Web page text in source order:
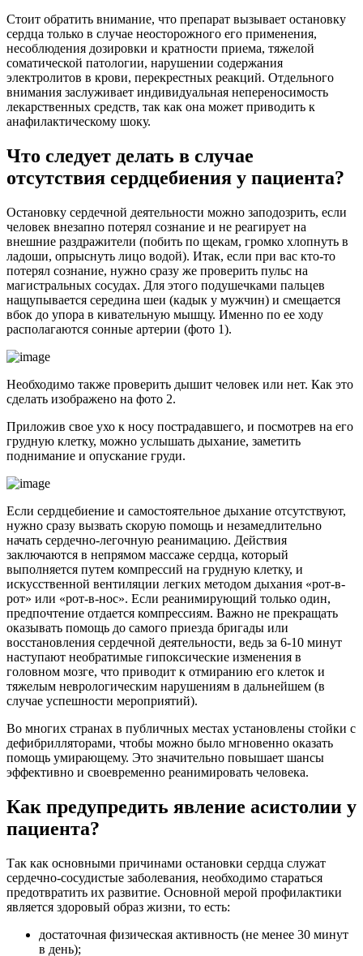
Стоит обратить внимание, что препарат вызывает остановку
сердца только в случае неосторожного его применения,
несоблюдения дозировки и кратности приема, тяжелой
соматической патологии, нарушении содержания
электролитов в крови, перекрестных реакций. Отдельного
внимания заслуживает индивидуальная непереносимость
лекарственных средств, так как она может приводить к
анафилактическому шоку.
Что следует делать в случае
отсутствия сердцебиения у пациента?
Остановку сердечной деятельности можно заподозрить, если
человек внезапно потерял сознание и не реагирует на
внешние раздражители (побить по щекам, громко хлопнуть в
ладоши, опрыснуть лицо водой). Итак, если при вас кто-то
потерял сознание, нужно сразу же проверить пульс на
магистральных сосудах. Для этого подушечками пальцев
нащупывается середина шеи (кадык у мужчин) и смещается
вбок до упора в кивательную мышцу. Именно по ее ходу
располагаются сонные артерии (фото 1).
Необходимо также проверить дышит человек или нет. Как это
сделать изображено на фото 2.
Приложив свое ухо к носу пострадавшего, и посмотрев на его
грудную клетку, можно услышать дыхание, заметить
поднимание и опускание груди.
Если сердцебиение и самостоятельное дыхание отсутствуют,
нужно сразу вызвать скорую помощь и незамедлительно
начать сердечно-легочную реанимацию. Действия
заключаются в непрямом массаже сердца, который
выполняется путем компрессий на грудную клетку, и
искусственной вентиляции легких методом дыхания «рот-в-
рот» или «рот-в-нос». Если реанимирующий только один,
предпочтение отдается компрессиям. Важно не прекращать
оказывать помощь до самого приезда бригады или
восстановления сердечной деятельности, ведь за 6-10 минут
наступают необратимые гипоксические изменения в
головном мозге, что приводит к отмиранию его клеток и
тяжелым неврологическим нарушениям в дальнейшем (в
случае успешности мероприятий).
Во многих странах в публичных местах установлены стойки с
дефибрилляторами, чтобы можно было мгновенно оказать
помощь умирающему. Это значительно повышает шансы
эффективно и своевременно реанимировать человека.
Как предупредить явление асистолии у
пациента?
Так как основными причинами остановки сердца служат
сердечно-сосудистые заболевания, необходимо стараться
предотвратить их развитие. Основной мерой профилактики
является здоровый образ жизни, то есть:
достаточная физическая активность (не менее 30 минут
в день);